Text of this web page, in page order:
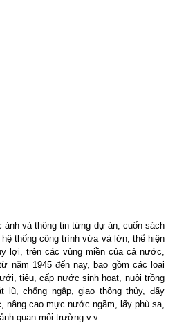
ảnh và thông tin từng dự án, cuốn sách
thống công trình vừa và lớn, thể hiện
lợi, trên các vùng miền của cả nước,
năm 1945 đến nay, bao gồm các loại
tiêu, cấp nước sinh hoạt, nuôi trồng
lũ, chống ngập, giao thông thủy, đẩy
nâng cao mực nước ngầm, lấy phù sa,
quan môi trường v.v.